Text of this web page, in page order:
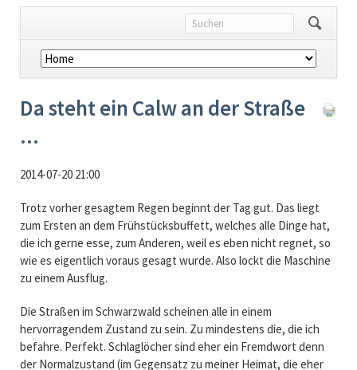
Navigation
überspringen
Da steht ein Calw an der Straße
...
2014-07-20 21:00
Trotz vorher gesagtem Regen beginnt der Tag gut. Das liegt
zum Ersten an dem Frühstücksbuffett, welches alle Dinge hat,
die ich gerne esse, zum Anderen, weil es eben nicht regnet, so
wie es eigentlich voraus gesagt wurde. Also lockt die Maschine
zu einem Ausflug.
Die Straßen im Schwarzwald scheinen alle in einem
hervorragendem Zustand zu sein. Zu mindestens die, die ich
befahre. Perfekt. Schlaglöcher sind eher ein Fremdwort denn
der Normalzustand (im Gegensatz zu meiner Heimat, die eher